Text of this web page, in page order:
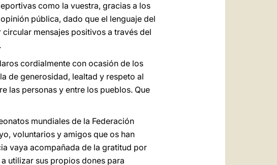
como la vuestra, gracias a los
pública, dado que el lenguaje del
mensajes positivos a través del
cordialmente con ocasión de los
de generosidad, lealtad y respeto al
las personas y entre los pueblos. Que
mundiales de la Federación
voluntarios y amigos que os han
vaya acompañada de la gratitud por
utilizar sus propios dones para